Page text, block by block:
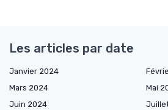
Les articles par date
Janvier 2024
Mars 2024
Mai
Juin 2024